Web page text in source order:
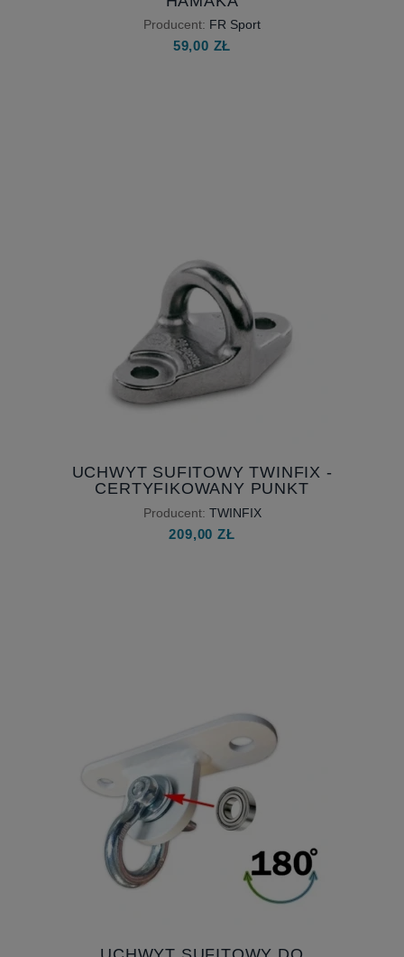
Producent: FR Sport
59,00 ZŁ
UCHWYT SUFITOWY TWINFIX -
CERTYFIKOWANY PUNKT
KOTWICZENIA DLA 2 OSÓB
Producent: TWINFIX
209,00 ZŁ